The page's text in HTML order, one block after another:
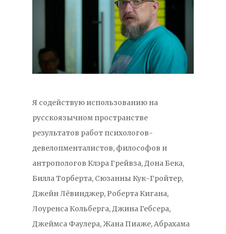
Я содействую использованию на
русскоязычном пространстве
результатов работ психологов-
девелопменталистов, философов и
антропологов Клэра Грейвза, Дона Бека,
Билла Торберта, Сюзанны Кук-Гройтер,
Джейн Лёвинджер, Роберта Кигана,
Лоуренса Кольберга, Джина Гебсера,
Джеймса Фаулера, Жана Пиаже, Абрахама